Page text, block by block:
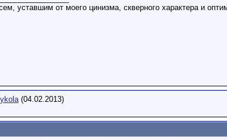
уставшим от моего цинизма, скверного характера и
(04.02.2013)